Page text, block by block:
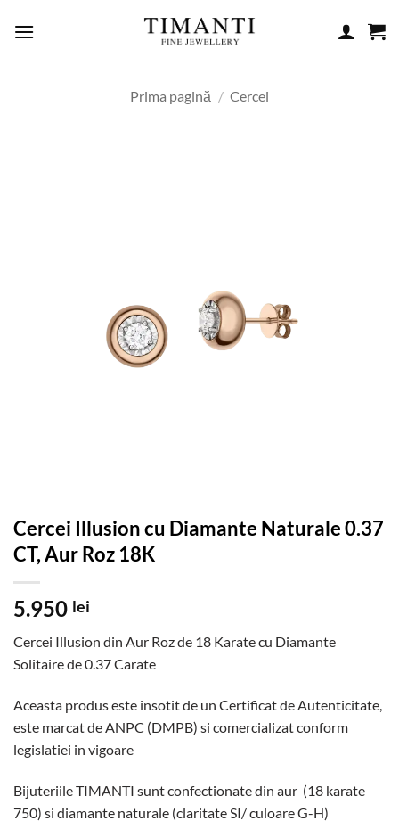
Prima pagină / Cercei
Cercei Illusion cu Diamante Naturale 0.37
CT, Aur Roz 18K
5.950 lei
Cercei Illusion din Aur Roz de 18 Karate cu Diamante
Solitaire de 0.37 Carate
Aceasta produs este insotit de un Certificat de Autenticitate,
este marcat de ANPC (DMPB) si comercializat conform
legislatiei in vigoare
Bijuteriile TIMANTI sunt confectionate din aur (18 karate
750) si diamante naturale (claritate SI/ culoare G-H)